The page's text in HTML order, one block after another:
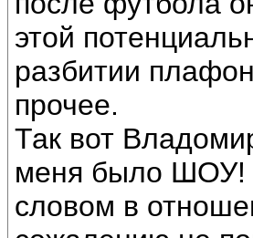
этой
разбитии
прочее.
Так вот
меня было ШОУ!
словом в